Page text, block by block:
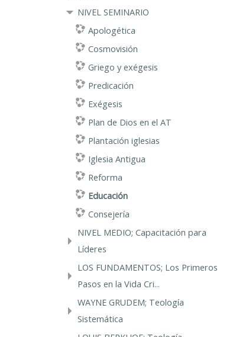
NIVEL SEMINARIO
Apologética
Cosmovisión
Griego y exégesis
Predicación
Exégesis
Plan de Dios en el AT
Plantación iglesias
Iglesia Antigua
Reforma
Educación
Consejería
NIVEL MEDIO; Capacitación para
Líderes
LOS FUNDAMENTOS; Los Primeros
Pasos en la Vida Cri...
WAYNE GRUDEM; Teología
Sistemática